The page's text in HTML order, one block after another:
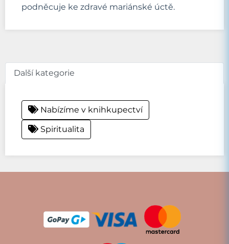
podněcuje ke zdravé mariánské úctě.
Další kategorie
Nabízíme v knihkupectví
Spiritualita